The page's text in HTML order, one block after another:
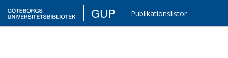
GUP Publikationslistor